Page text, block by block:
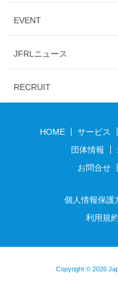
EVENT
JFRLニュース
RECRUIT
HOME サービス
団体情報
お問合せ
個人情報保護
利用規約
Copyright © 2026